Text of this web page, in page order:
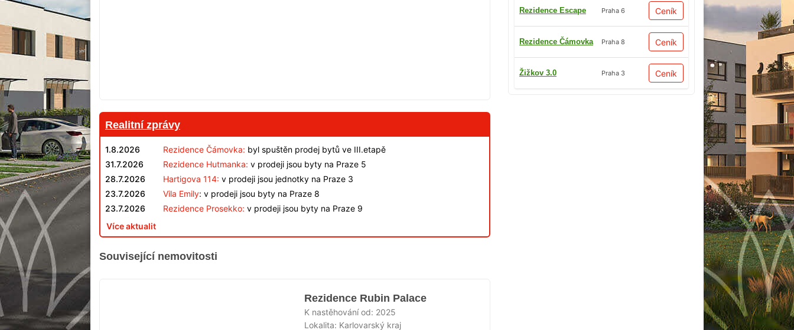
Rezidence Escape Praha 6 Ceník
Rezidence Čámovka Praha 8 Ceník
Žižkov 3.0 Praha 3 Ceník
Realitní zprávy
1.8.2026 Rezidence Čámovka: byl spuštěn prodej bytů ve III.etapě
31.7.2026
Rezidence Hutmanka: v prodeji jsou byty na Praze 5
28.7.2026
Hartigova 114: v prodeji jsou jednotky na Praze 3
23.7.2026
Vila Emily: v prodeji jsou byty na Praze 8
23.7.2026
Rezidence Prosekko: v prodeji jsou byty na Praze 9
Více aktualit
Související nemovitosti
Rezidence Rubin Palace
K nastěhování od: 2025
Lokalita: Karlovarský kraj